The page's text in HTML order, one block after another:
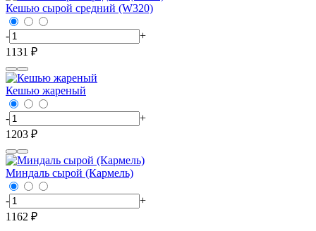
Кешью сырой средний (W320)
-
+
1131 ₽
Кешью жареный
-
+
1203 ₽
Миндаль сырой (Кармель)
-
+
1162 ₽